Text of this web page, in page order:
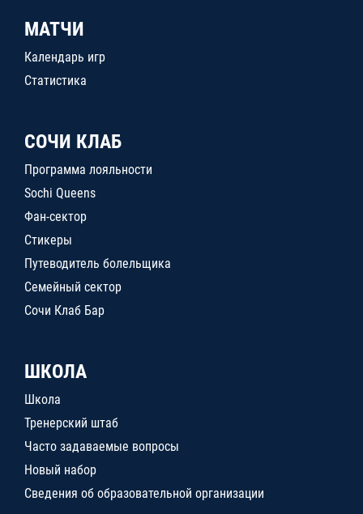
МАТЧИ
Календарь игр
Статистика
СОЧИ КЛАБ
Программа лояльности
Sochi Queens
Фан-сектор
Стикеры
Путеводитель болельщика
Семейный сектор
Сочи Клаб Бар
ШКОЛА
Школа
Тренерский штаб
Часто задаваемые вопросы
Новый набор
Сведения об образовательной организации